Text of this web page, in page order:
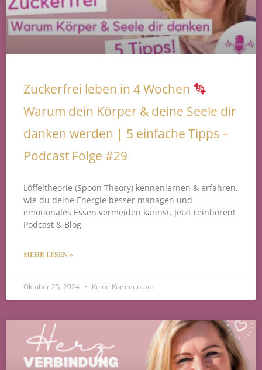
Zuckerfrei leben in 4 Wochen
Warum dein Körper & deine Seele dir
danken werden | 5 einfache Tipps –
Podcast Folge #29
Löffeltheorie (Spoon Theory) kennenlernen & erfahren,
wie du deine Energie besser managen und
emotionales Essen vermeiden kannst. Jetzt reinhören!
Podcast & Blog
MEHR LESEN »
Oktober 25, 2024 Keine Kommentare